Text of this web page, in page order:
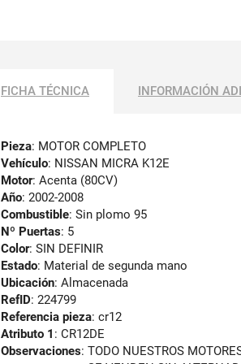
FICHA TÉCNICA INFORMACIÓN
Pieza: MOTOR COMPLETO
Vehículo: NISSAN MICRA K12E
Motor: Acenta (80CV)
Año: 2002-2008
Combustible: Sin plomo 95
Nº Puertas: 5
Color: SIN DEFINIR
Estado: Material de segunda mano
Ubicación: Almacenada
RefID: 224799
Referencia pieza: cr12
Atributo 1 : CR12DE
Observaciones: TODO NUESTROS